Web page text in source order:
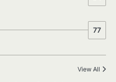
77
View All
से लिखी गई मूक सिनेमा की कहानी: